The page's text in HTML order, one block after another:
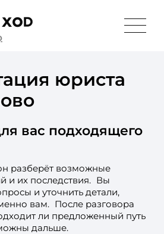
юриста
вас подходящего
разберёт возможные
и их последствия. Вы
и уточнить детали,
вам. После разговора
ли предложенный путь
дальше.